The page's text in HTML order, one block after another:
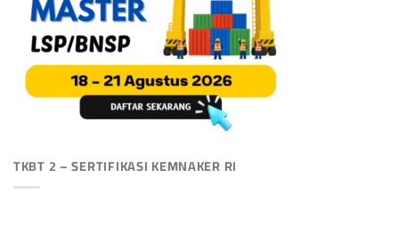
TKBT 2 – SERTIFIKASI KEMNAKER RI